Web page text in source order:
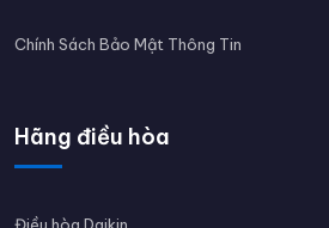
Chính Sách Bảo Mật Thông Tin
Hãng điều hòa